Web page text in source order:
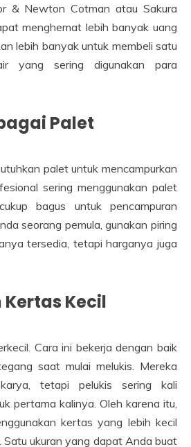
& Newton Cotman atau Sakura
menghemat lebih banyak uang
lebih banyak untuk membeli satu
yang sering digunakan para
Palet
palet untuk mencampurkan
sering menggunakan palet
bagus untuk pencampuran
seorang pemula, gunakan piring
tersedia, tetapi harganya juga
Kecil
Cara ini bekerja dengan baik
saat mulai melukis. Mereka
tetapi pelukis sering kali
pertama kalinya. Oleh karena itu,
kertas yang lebih kecil
Satu ukuran yang dapat Anda buat